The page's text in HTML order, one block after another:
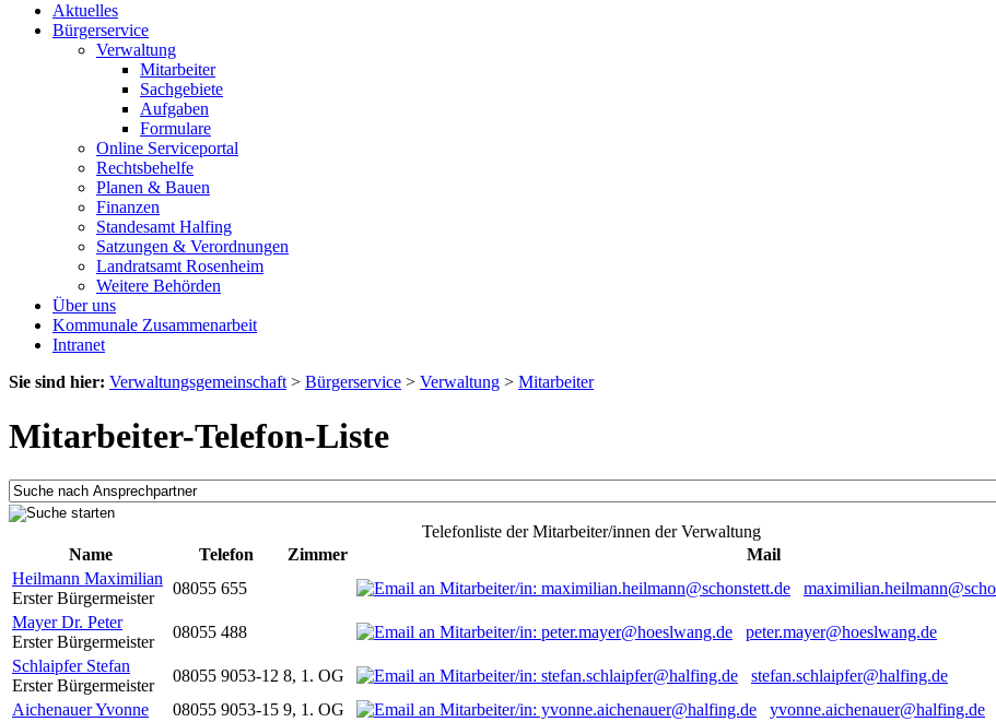
Aktuelles
Bürgerservice
Verwaltung
Mitarbeiter
Sachgebiete
Aufgaben
Formulare
Online Serviceportal
Rechtsbehelfe
Planen & Bauen
Finanzen
Standesamt Halfing
Satzungen & Verordnungen
Landratsamt Rosenheim
Weitere Behörden
Über uns
Kommunale Zusammenarbeit
Intranet
Sie sind hier: Verwaltungsgemeinschaft > Bürgerservice > Verwaltung > Mitarbeiter
Mitarbeiter-Telefon-Liste
Telefonliste der Mitarbeiter/innen der Verwaltung
Name
Telefon Zimmer
Mail
Heilmann Maximilian
Erster Bürgermeister
08055 655
Mayer Dr. Peter
Erster Bürgermeister
08055 488
peter.mayer@hoeslwang.de
Schlaipfer Stefan
Erster Bürgermeister
08055 9053-12 8, 1. OG
stefan.schlaipfer@halfing.de
Aichenauer Yvonne
08055 9053-15 9, 1. OG
yvonne.aichenauer@halfing.de